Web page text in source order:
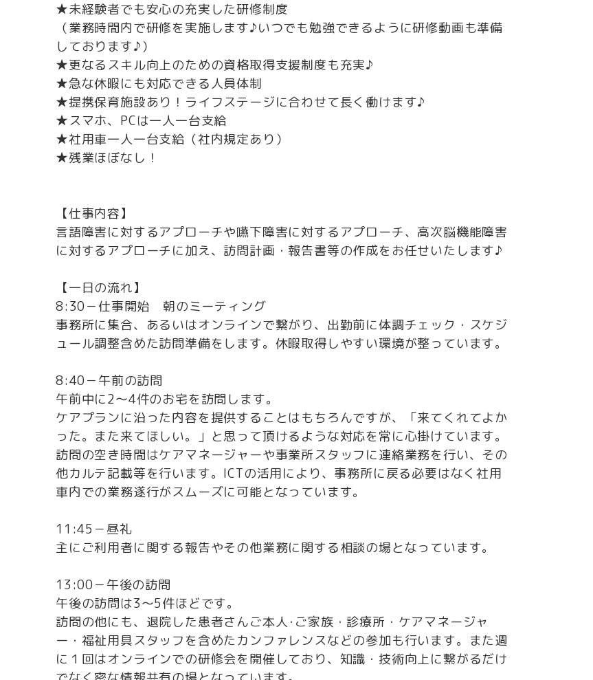
★未経験者でも安心の充実した研修制度
（業務時間内で研修を実施します♪いつでも勉強できるように研修動画も準備
しております♪）
★更なるスキル向上のための資格取得支援制度も充実♪
★急な休暇にも対応できる人員体制
★提携保育施設あり！ライフステージに合わせて長く働けます♪
★スマホ、PCは一人一台支給
★社用車一人一台支給（社内規定あり）
★残業ほぼなし！
【仕事内容】
言語障害に対するアプローチや嚥下障害に対するアプローチ、高次脳機能障害
に対するアプローチに加え、訪問計画・報告書等の作成をお任せいたします♪
【一日の流れ】
8:30－仕事開始 朝のミーティング
事務所に集合、あるいはオンラインで繋がり、出勤前に体調チェック・スケジ
ュール調整含めた訪問準備をします。休暇取得しやすい環境が整っています。
8:40－午前の訪問
午前中に2～4件のお宅を訪問します。
ケアプランに沿った内容を提供することはもちろんですが、「来てくれてよか
った。また来てほしい。」と思って頂けるような対応を常に心掛けています。
訪問の空き時間はケアマネージャーや事業所スタッフに連絡業務を行い、その
他カルテ記載等を行います。ICTの活用により、事務所に戻る必要はなく社用
車内での業務遂行がスムーズに可能となっています。
11:45－昼礼
主にご利用者に関する報告やその他業務に関する相談の場となっています。
13:00－午後の訪問
午後の訪問は3～5件ほどです。
訪問の他にも、退院した患者さんご本⼈･ご家族・診療所・ケアマネージャ
ー・福祉用具スタッフを含めたカンファレンスなどの参加も⾏います。また週
に１回はオンラインでの研修会を開催しており、知識・技術向上に繋がるだけ